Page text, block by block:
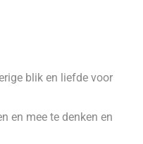
blik en liefde voor
en mee te denken en